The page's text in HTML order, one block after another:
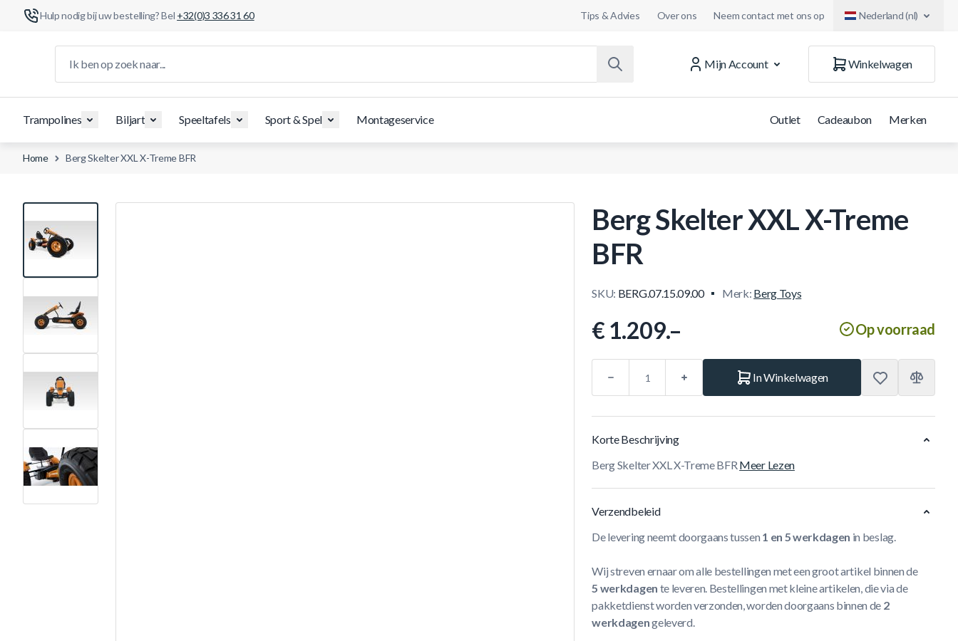
Hulp nodig bij uw bestelling? Bel +32(0)3 336 31 60 Tips & Advies Over ons Neem contact met ons op Nederland (nl)
Mijn Account
Winkelwagen
Trampolines Biljart Speeltafels Sport & Spel Montageservice Outlet Cadeaubon Merken
Home Berg Skelter XXL X-Treme BFR
View larger image
Berg Skelter XXL X-Treme
BFR
SKU: BERG.07.15.09.00 Merk: Berg Toys
€ 1.209.– Op voorraad
In Winkelwagen
Korte Beschrijving
Berg Skelter XXL X-Treme BFR Meer Lezen
Verzendbeleid
De levering neemt doorgaans tussen 1 en 5 werkdagen in beslag.
Wij streven ernaar om alle bestellingen met een groot artikel binnen de
5 werkdagen te leveren. Bestellingen met kleine artikelen, die via de
pakketdienst worden verzonden, worden doorgaans binnen de 2
werkdagengeleverd.